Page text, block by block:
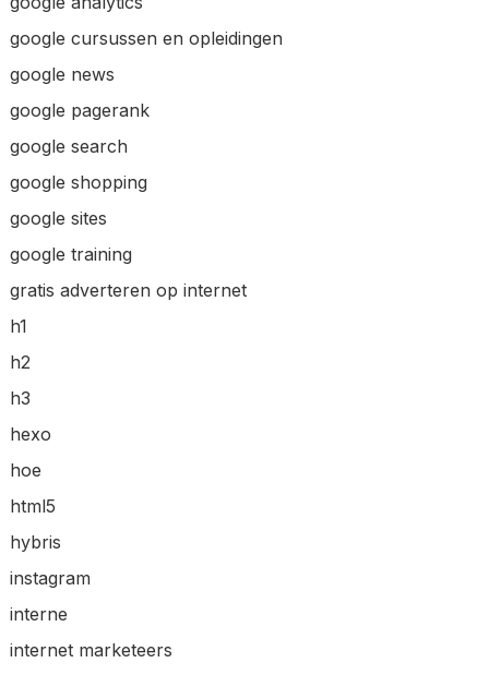
google cursussen en opleidingen
google news
google pagerank
google search
google shopping
google sites
google training
gratis adverteren op internet
h1
h2
h3
hexo
hoe
html5
hybris
instagram
interne
internet marketeers